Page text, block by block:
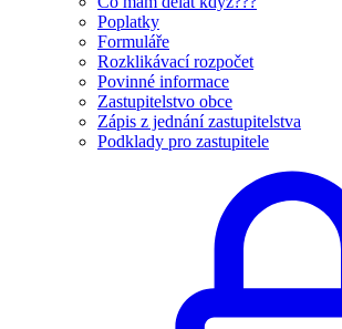
Poplatky
Formuláře
Rozklikávací rozpočet
Povinné informace
Zastupitelstvo obce
Zápis z jednání zastupitelstva
Podklady pro zastupitele